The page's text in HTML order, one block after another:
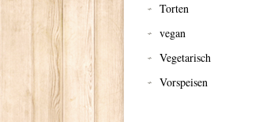
Torten
vegan
Vegetarisch
Vorspeisen